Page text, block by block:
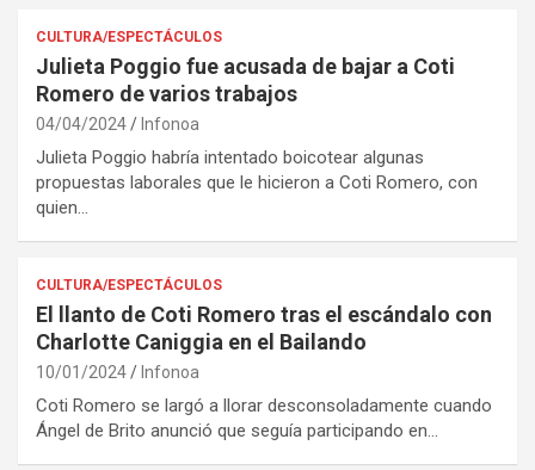
CULTURA/ESPECTÁCULOS
Julieta Poggio fue acusada de bajar a Coti
Romero de varios trabajos
04/04/2024 Infonoa
Julieta Poggio habría intentado boicotear algunas
propuestas laborales que le hicieron a Coti Romero, con
quien…
CULTURA/ESPECTÁCULOS
El llanto de Coti Romero tras el escándalo con
Charlotte Caniggia en el Bailando
10/01/2024 Infonoa
Coti Romero se largó a llorar desconsoladamente cuando
Ángel de Brito anunció que seguía participando en…